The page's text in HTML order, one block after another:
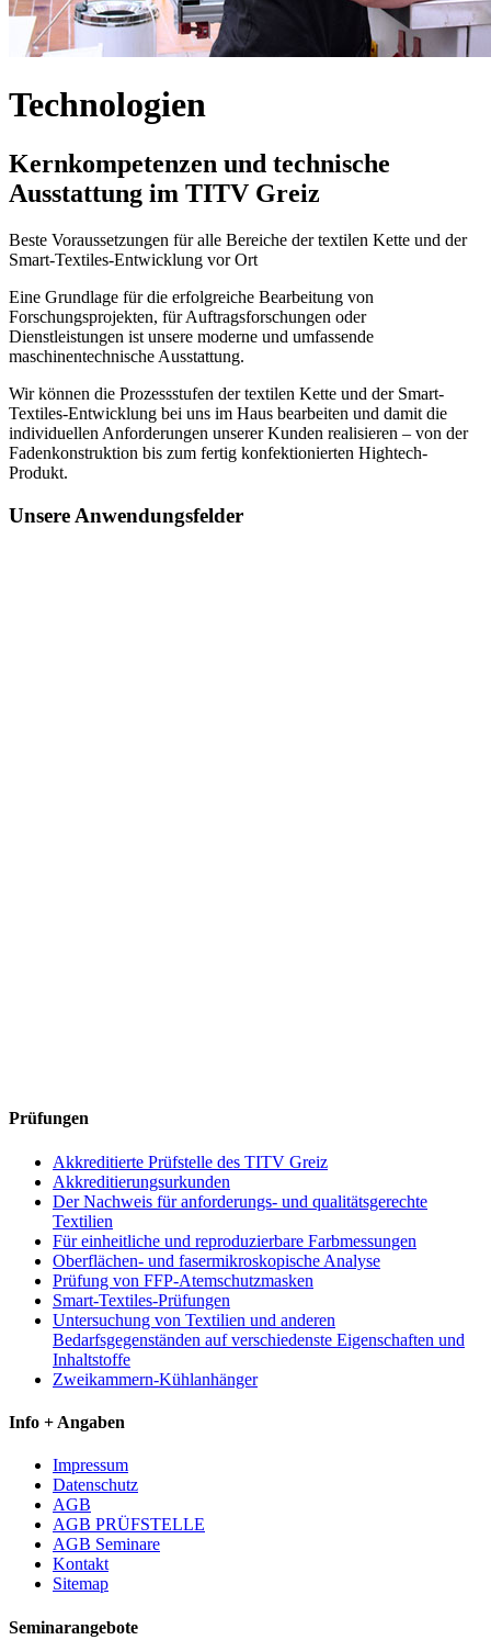
Technologien
Kernkompetenzen und technische
Ausstattung im TITV Greiz
Beste Voraussetzungen für alle Bereiche der textilen Kette und der
Smart-Textiles-Entwicklung vor Ort
Eine Grundlage für die erfolgreiche Bearbeitung von
Forschungsprojekten, für Auftragsforschungen oder
Dienstleistungen ist unsere moderne und umfassende
maschinentechnische Ausstattung.
Wir können die Prozessstufen der textilen Kette und der Smart-
Textiles-Entwicklung bei uns im Haus bearbeiten und damit die
individuellen Anforderungen unserer Kunden realisieren – von der
Fadenkonstruktion bis zum fertig konfektionierten Hightech-
Produkt.
Unsere Anwendungsfelder
Prüfungen
Akkreditierte Prüfstelle des TITV Greiz
Akkreditierungsurkunden
Der Nachweis für anforderungs- und qualitätsgerechte
Textilien
Für einheitliche und reproduzierbare Farbmessungen
Oberflächen- und fasermikroskopische Analyse
Prüfung von FFP-Atemschutzmasken
Smart-Textiles-Prüfungen
Untersuchung von Textilien und anderen
Bedarfsgegenständen auf verschiedenste Eigenschaften und
Inhaltstoffe
Zweikammern-Kühlanhänger
Info + Angaben
Impressum
Datenschutz
AGB
AGB PRÜFSTELLE
AGB Seminare
Kontakt
Sitemap
Seminarangebote